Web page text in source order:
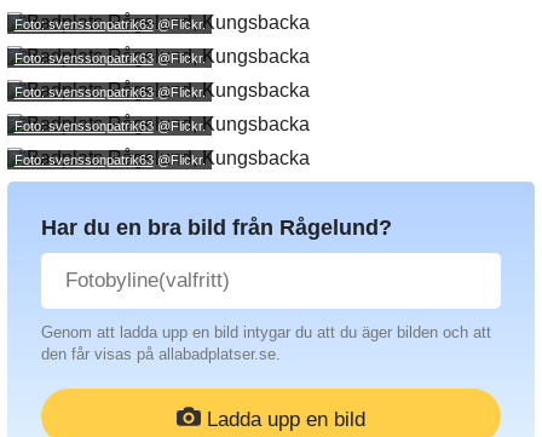
Foto: svenssonpatrik63@Flickr.
Foto: svenssonpatrik63@Flickr.
Foto: svenssonpatrik63@Flickr.
Foto: svenssonpatrik63@Flickr.
Foto: svenssonpatrik63@Flickr.
Har du en bra bild från Rågelund?
Genom att ladda upp en bild intygar du att du äger bilden och att
den får visas på allabadplatser.se.
Ladda upp en bild